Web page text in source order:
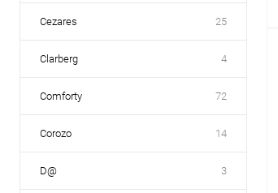
Cezares 25
Clarberg 4
Comforty 72
Corozo 14
D@ 3